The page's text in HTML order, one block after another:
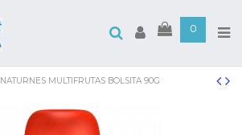
0
NATURNES MULTIFRUTAS BOLSITA 90G